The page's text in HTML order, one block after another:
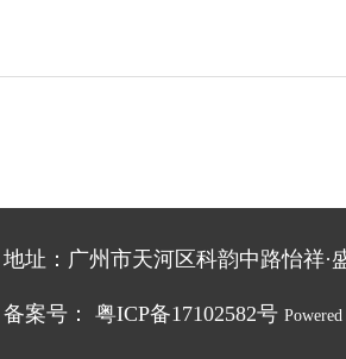
地址：广州市天河区科韵中路怡祥·
备案号： 粤ICP备17102582号